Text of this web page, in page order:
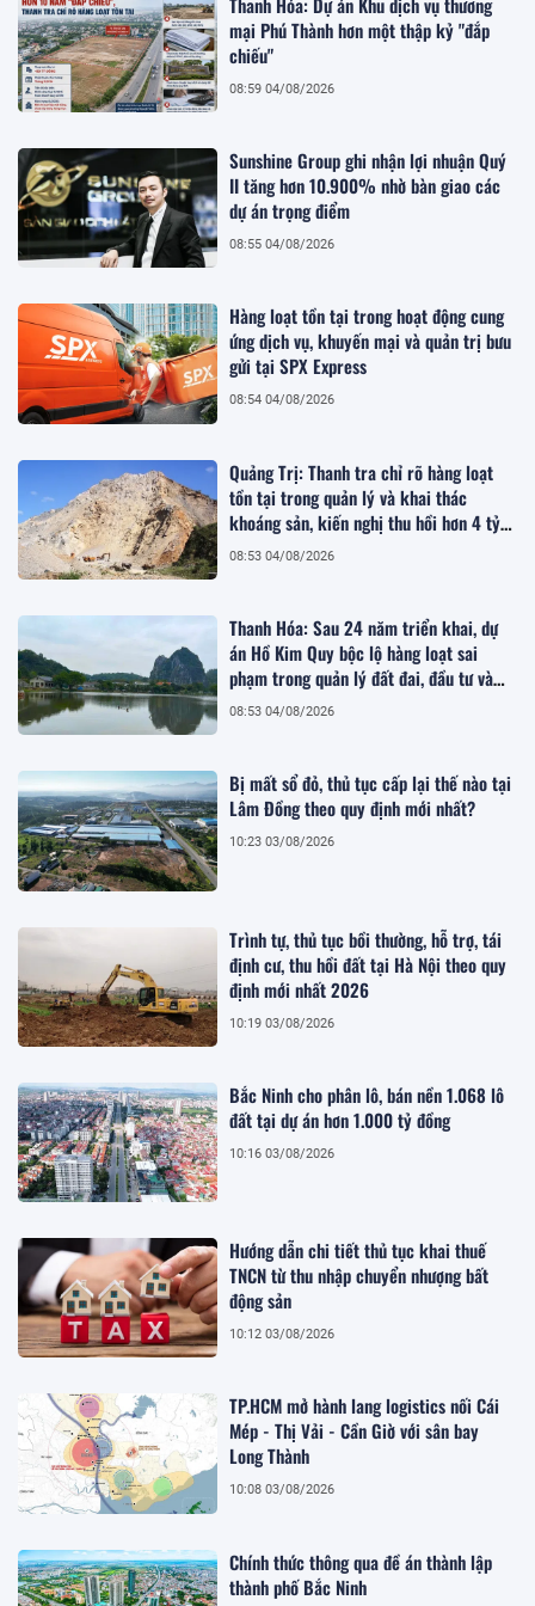
mại Phú Thành hơn một thập kỷ "đắp
chiếu"
08:59 04/08/2026
Sunshine Group ghi nhận lợi nhuận Quý
II tăng hơn 10.900% nhờ bàn giao các
dự án trọng điểm
08:55 04/08/2026
Hàng loạt tồn tại trong hoạt động cung
ứng dịch vụ, khuyến mại và quản trị bưu
gửi tại SPX Express
08:54 04/08/2026
Quảng Trị: Thanh tra chỉ rõ hàng loạt
tồn tại trong quản lý và khai thác
khoáng sản, kiến nghị thu hồi hơn 4 tỷ
đồng
08:53 04/08/2026
Thanh Hóa: Sau 24 năm triển khai, dự
án Hồ Kim Quy bộc lộ hàng loạt sai
phạm trong quản lý đất đai, đầu tư và
quy hoạch
08:53 04/08/2026
Bị mất sổ đỏ, thủ tục cấp lại thế nào tại
Lâm Đồng theo quy định mới nhất?
10:23 03/08/2026
Trình tự, thủ tục bồi thường, hỗ trợ, tái
định cư, thu hồi đất tại Hà Nội theo quy
định mới nhất 2026
10:19 03/08/2026
Bắc Ninh cho phân lô, bán nền 1.068 lô
đất tại dự án hơn 1.000 tỷ đồng
10:16 03/08/2026
Hướng dẫn chi tiết thủ tục khai thuế
TNCN từ thu nhập chuyển nhượng bất
động sản
10:12 03/08/2026
TP.HCM mở hành lang logistics nối Cái
Mép - Thị Vải - Cần Giờ với sân bay
Long Thành
10:08 03/08/2026
Chính thức thông qua đề án thành lập
thành phố Bắc Ninh